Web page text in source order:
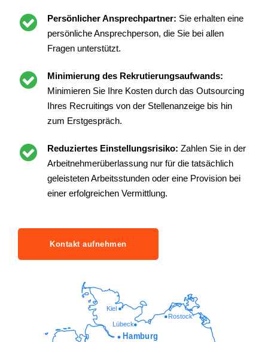
Persönlicher Ansprechpartner: Sie erhalten eine
persönliche Ansprechperson, die Sie bei allen
Fragen unterstützt.
Minimierung des Rekrutierungsaufwands:
Minimieren Sie Ihre Kosten durch das Outsourcing
Ihres Recruitings von der Stellenanzeige bis hin
zum Erstgespräch.
Reduziertes Einstellungsrisiko: Zahlen Sie in der
Arbeitnehmerüberlassung nur für die tatsächlich
geleisteten Arbeitsstunden oder eine Provision bei
einer erfolgreichen Vermittlung.
Kontakt aufnehmen
Lübeck
Rostock
Kiel
Hamburg